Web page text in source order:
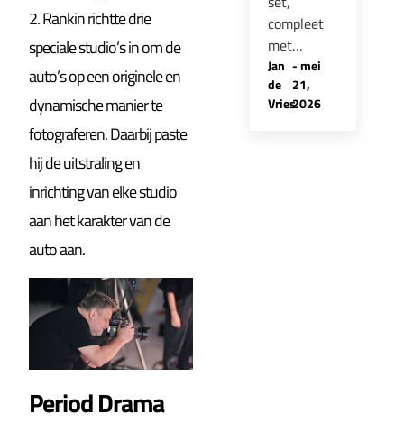
2. Rankin richtte drie
speciale studio’s in om de
auto’s op een originele en
dynamische manier te
fotograferen. Daarbij paste
hij de uitstraling en
inrichting van elke studio
aan het karakter van de
auto aan.
Period Drama
compleet
met…
Jan
de
Vries
-mei
21,
2026